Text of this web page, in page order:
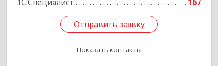
1С:Специалист
167
Отправить заявку
Показать контакты
Отправить заявку
Назад